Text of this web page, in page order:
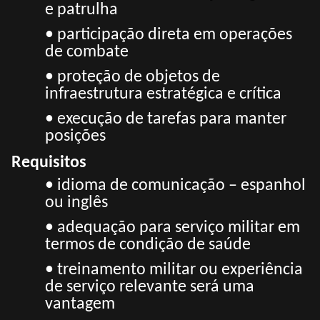
e patrulha
• participação direta em operações
de combate
• proteção de objetos de
infraestrutura estratégica e crítica
• execução de tarefas para manter
posições
Requisitos
• idioma de comunicação – espanhol
ou inglês
• adequação para serviço militar em
termos de condição de saúde
• treinamento militar ou experiência
de serviço relevante será uma
vantagem